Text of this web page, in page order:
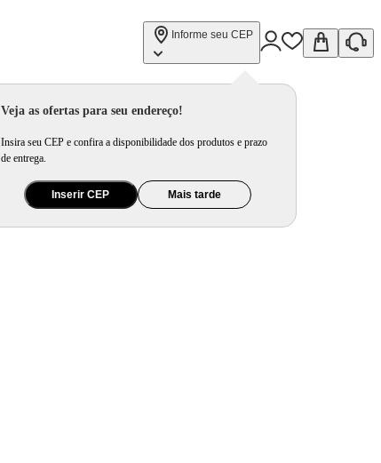
Informe seu CEP
Veja as ofertas para seu endereço!
Insira seu CEP e confira a disponibilidade dos produtos e prazo
de entrega.
Inserir CEP Mais tarde